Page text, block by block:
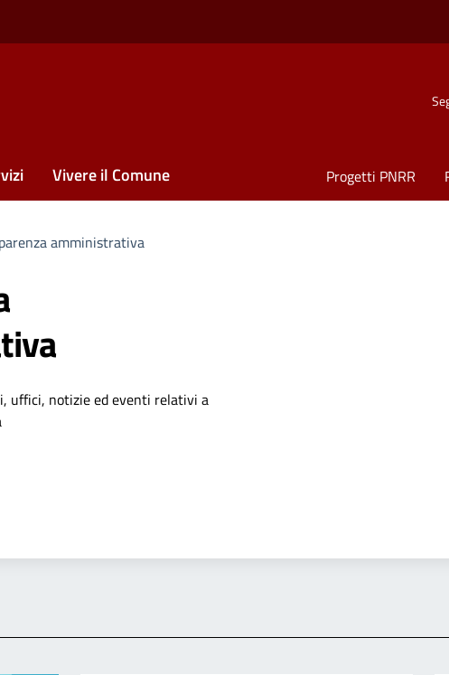
Vivere il Comune Progetti PNRR
amministrativa
uffici, notizie ed eventi relativi a